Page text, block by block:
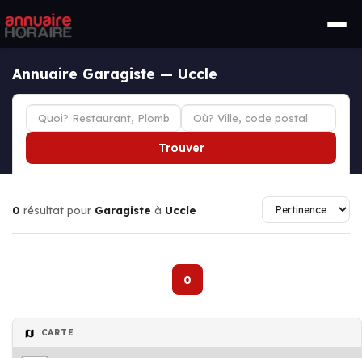
Annuaire Garagiste — Uccle
Trouver
0 résultat pour Garagiste à Uccle
0
CARTE